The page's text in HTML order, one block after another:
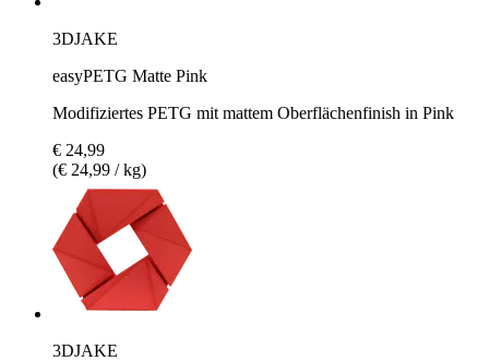
3DJAKE
easyPETG Matte Pink
Modifiziertes PETG mit mattem Oberflächenfinish in Pink
€ 24,99
(€ 24,99 / kg)
3DJAKE